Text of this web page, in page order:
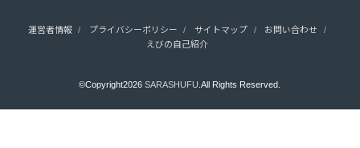
運営者情報 プライバシーポリシー サイトマップ
お問い合わせ
えびの自己紹介
©Copyright2026SARASHUFU.All Rights Reserved.